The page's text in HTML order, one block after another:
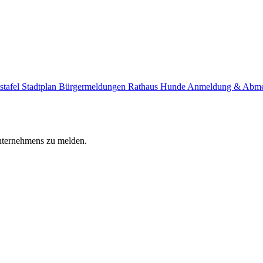
Stadtplan Bürgermeldungen Rathaus Hunde Anmeldung &
zu melden.